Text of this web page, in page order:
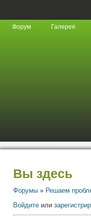
Форум Галерея
Вы здесь
Форумы » Решаем
Войдите или